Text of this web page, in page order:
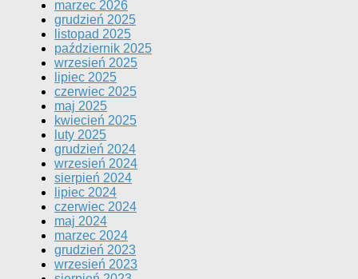
marzec 2026
grudzień 2025
listopad 2025
październik 2025
wrzesień 2025
lipiec 2025
czerwiec 2025
maj 2025
kwiecień 2025
luty 2025
grudzień 2024
wrzesień 2024
sierpień 2024
lipiec 2024
czerwiec 2024
maj 2024
marzec 2024
grudzień 2023
wrzesień 2023